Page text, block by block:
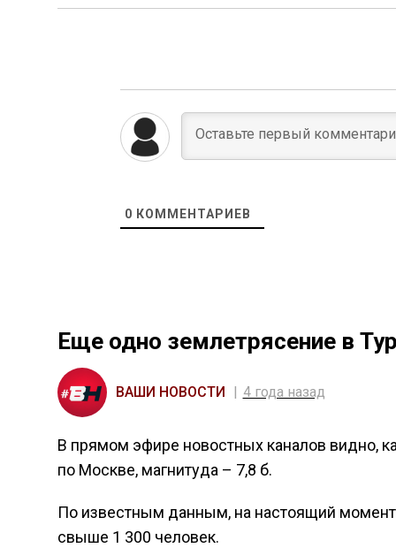
0 КОММЕНТАРИЕВ
Еще одно землетрясение в
ВАШИ НОВОСТИ 4 года назад
В прямом эфире новостных каналов видно,
по Москве, магнитуда – 7,8 б.
По известным данным, на настоящий момент
свыше 1 300 человек.